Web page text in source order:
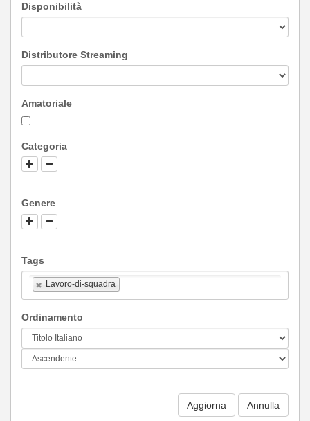
Disponibilità
Distributore Streaming
Amatoriale
Categoria
Genere
Tags
Lavoro-di-squadra
Ordinamento
Aggiorna